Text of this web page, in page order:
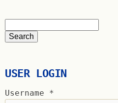
USER LOGIN
Username *